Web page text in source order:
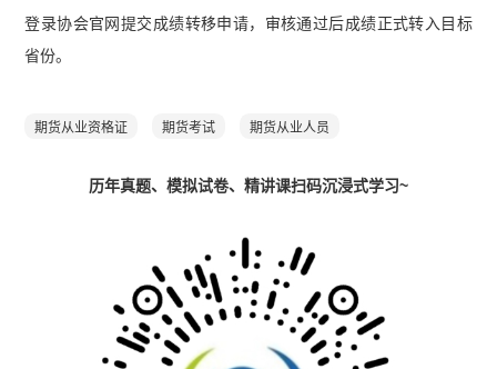
登录协会官网提交成绩转移申请，审核通过后成绩正式转入目标
省份。
期货从业资格证 期货考试 期货从业人员
历年真题、模拟试卷、精讲课扫码沉浸式学习~